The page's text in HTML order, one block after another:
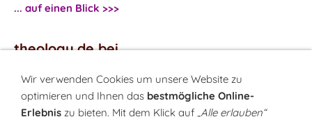
... auf einen Blick >>>
theology.de bei
...Facebook
...Twitter
Wir verwenden Cookies um unsere Website zu
optimieren und Ihnen das bestmögliche Online-
Erlebnis zu bieten. Mit dem Klick auf „Alle erlauben“